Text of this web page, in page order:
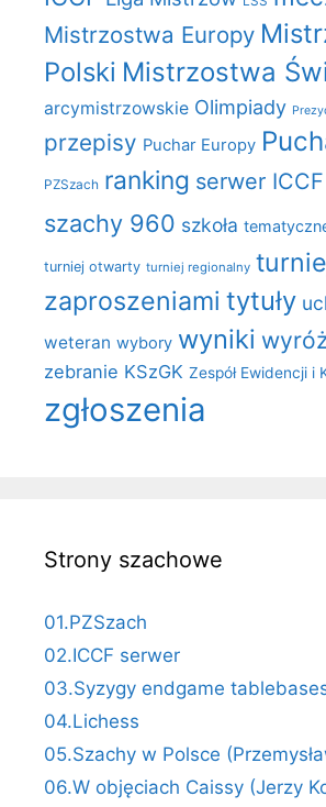
Mistrzostwa Europy
Polski Mistrzostwa
arcymistrzowskie Olimpiady
przepisy Puchar Europy
PZSzach ranking serwer ICCF
szachy 960 szkoła
turniej otwarty turniej regionalny
zaproszeniami tytuły
weteran wybory wyniki
zebranie KSzGK Zespół Ewidencji i
zgłoszenia
Strony szachowe
01.PZSzach
02.ICCF serwer
03.Syzygy endgame
04.Lichess
05.Szachy w Polsce
06.W objęciach Caissy (Jerzy